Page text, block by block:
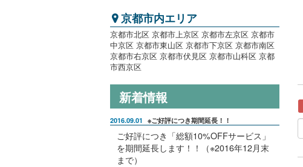
京都市内エリア
京都市北区 京都市上京区 京都市左京区 京都市
中京区 京都市東山区 京都市下京区 京都市南区
京都市右京区 京都市伏見区 京都市山科区 京都
市西京区
新着情報
2016.09.01 ※ご好評につき期間延長！！
ご好評につき「総額10%OFFサービス」
を期間延長します！！（※2016年12月末
まで）